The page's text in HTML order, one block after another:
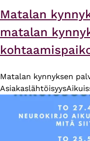
Matalan
matalan
Matalan kynnyksen
Asiakaslähtöisyys